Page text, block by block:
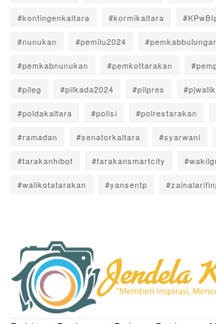
#kontingenkaltara #kormikaltara
#nunukan #pemilu2024
#pemkabnunukan #pemkottarakan
#pileg #pilkada2024 #pilpres
#poldakaltara #polisi #polrestarakan
#ramadan #senatorkaltara #syarwani
#tarakanhibot #tarakansmartcity
#walikotatarakan #yansentp